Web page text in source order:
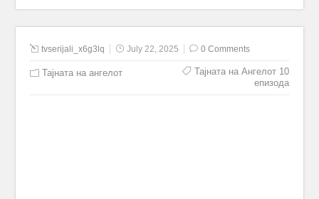
tvserijali_x6g3lq July 22, 2025 0 Comments
Тајната на ангелот
Тајната на Ангелот 10
епизода